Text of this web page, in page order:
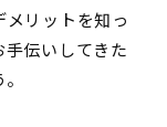
リットを知っ
伝いしてきた